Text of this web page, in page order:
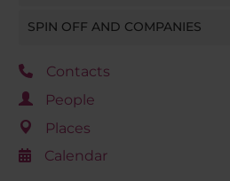
SPIN OFF AND COMPANIES
Contacts
People
Places
Calendar